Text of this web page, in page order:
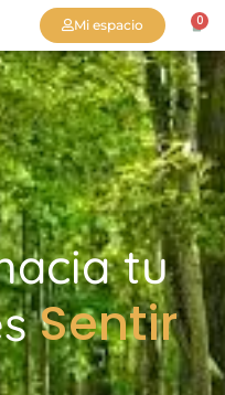
Mi espacio 0
tu
Sentir